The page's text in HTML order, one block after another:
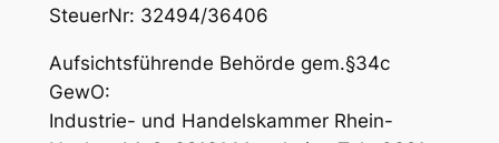
SteuerNr: 32494/36406
Aufsichtsführende Behörde gem.§34c
GewO:
Industrie- und Handelskammer Rhein-